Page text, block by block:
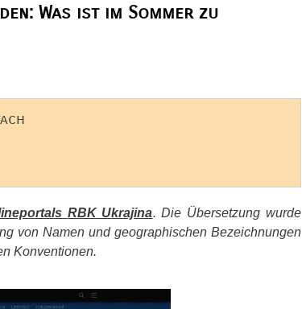
Was ist im Sommer zu
RBKUkrajina. Die Übersetzung wurde
von Namen und geographischen Bezeichnungen
Konventionen.